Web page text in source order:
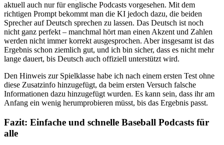
aktuell auch nur für englische Podcasts vorgesehen. Mit dem
richtigen Prompt bekommt man die KI jedoch dazu, die beiden
Sprecher auf Deutsch sprechen zu lassen. Das Deutsch ist noch
nicht ganz perfekt – manchmal hört man einen Akzent und Zahlen
werden nicht immer korrekt ausgesprochen. Aber insgesamt ist das
Ergebnis schon ziemlich gut, und ich bin sicher, dass es nicht mehr
lange dauert, bis Deutsch auch offiziell unterstützt wird.
Den Hinweis zur Spielklasse habe ich nach einem ersten Test ohne
diese Zusatzinfo hinzugefügt, da beim ersten Versuch falsche
Informationen dazu hinzugefügt wurden. Es kann sein, dass ihr am
Anfang ein wenig herumprobieren müsst, bis das Ergebnis passt.
Fazit: Einfache und schnelle Baseball Podcasts für
alle